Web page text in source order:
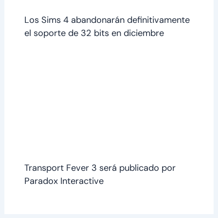
Los Sims 4 abandonarán definitivamente
el soporte de 32 bits en diciembre
Transport Fever 3 será publicado por
Paradox Interactive